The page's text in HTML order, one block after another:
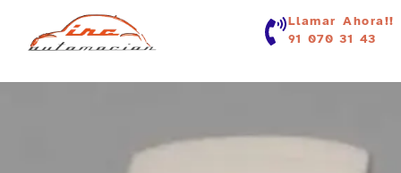
Llamar Ahora!!
91 070 31 43